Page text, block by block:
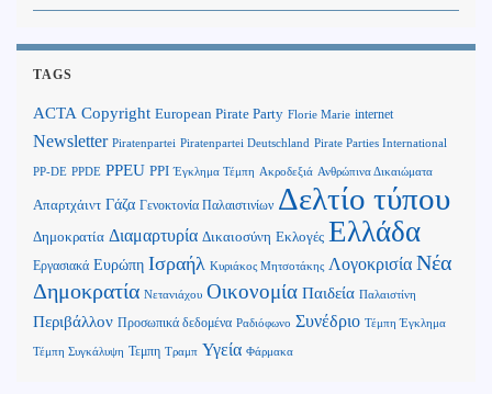
TAGS
ACTA Copyright European Pirate Party Florie Marie internet
Newsletter Piratenpartei Piratenpartei Deutschland Pirate Parties International
PP-DE PPDE PPEU PPI Έγκλημα Τέμπη Ακροδεξιά Ανθρώπινα Δικαιώματα
Απαρτχάιντ Γάζα Γενοκτονία Παλαιστινίων Δελτίο τύπου
Δημοκρατία Διαμαρτυρία Δικαιοσύνη Εκλογές Ελλάδα
Εργασιακά Ευρώπη Ισραήλ Κυριάκος Μητσοτάκης Λογοκρισία Νέα
Δημοκρατία Νετανιάχου Οικονομία Παιδεία Παλαιστίνη
Περιβάλλον Προσωπικά δεδομένα Ραδιόφωνο Συνέδριο Τέμπη Έγκλημα
Τέμπη Συγκάλυψη Τεμπη Τραμπ Υγεία Φάρμακα